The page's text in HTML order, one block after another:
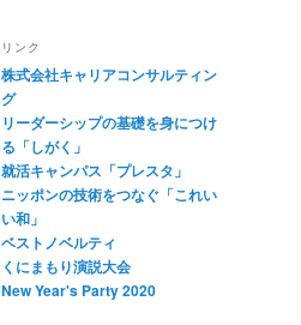
リンク
株式会社キャリアコンサルティン
グ
リーダーシップの基礎を身につけ
る「しがく」
就活キャンパス「プレスタ」
ニッポンの技術をつなぐ「これい
い和」
ベストノベルティ
くにまもり演説大会
New Year's Party 2020